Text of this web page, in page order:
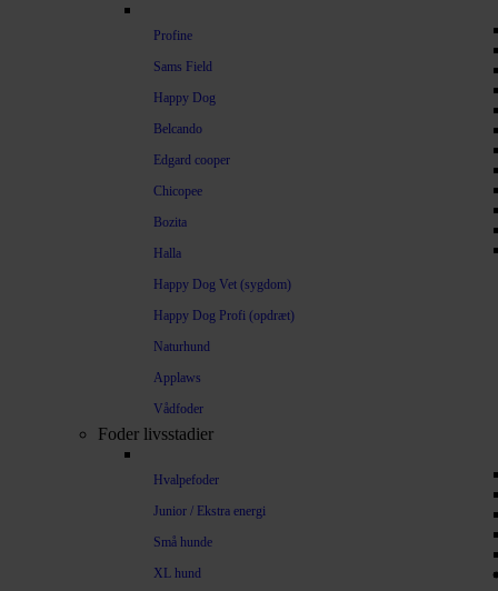
Profine
Sams Field
Happy Dog
Belcando
Edgard cooper
Chicopee
Bozita
Halla
Happy Dog Vet (sygdom)
Happy Dog Profi (opdræt)
Naturhund
Applaws
Vådfoder
Foder livsstadier
Hvalpefoder
Junior / Ekstra energi
Små hunde
XL hund